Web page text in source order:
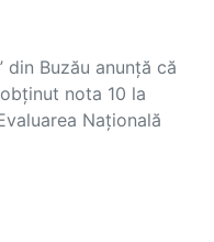
din Buzău anunță că
nota 10 la
Națională